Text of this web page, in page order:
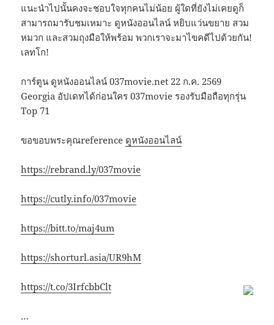
แนะนำไปนั้นคงจะชอบใจทุกคนไม่น้อย ผู้ใดที่ยังไม่เคยดูก็
สามารถมารับชมเหมาะ ดูหนังออนไลน์ หยิบแว่นขยาย สวม
หมวก และสวมถุงมือให้พร้อม พวกเราจะมาไขคดีไปด้วยกัน!
เลทโก!
การ์ตูน ดูหนังออนไลน์ 037movie.net 22 ก.ค. 2569
Georgia อัปเดทได้ก่อนใคร 037movie รองรับมือถือทุกรุ่น
Top 71
ขอขอบพระคุณreference ดูหนังออนไลน์
https://rebrand.ly/037movie
https://cutly.info/037movie
https://bitt.to/maj4um
https://shorturl.asia/UR9hM
https://t.co/3IrfcbbClt
…